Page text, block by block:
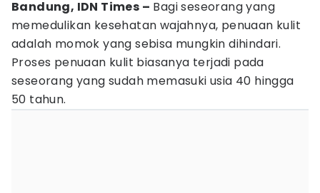
Bandung, IDN Times – Bagi seseorang yang
memedulikan kesehatan wajahnya, penuaan kulit
adalah momok yang sebisa mungkin dihindari.
Proses penuaan kulit biasanya terjadi pada
seseorang yang sudah memasuki usia 40 hingga
50 tahun.